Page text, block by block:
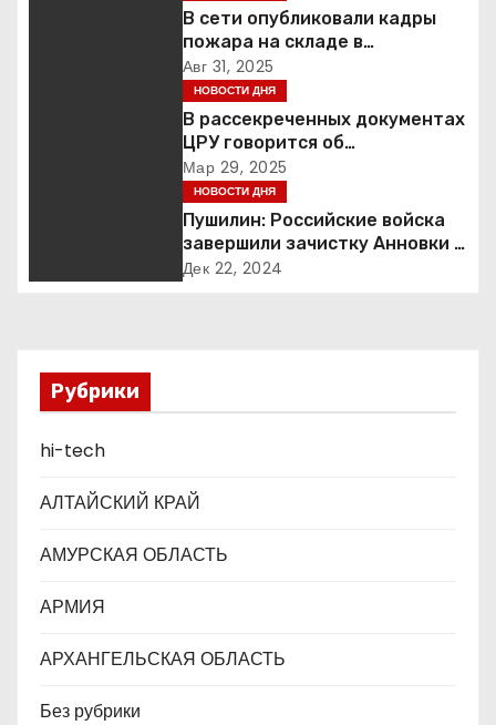
и
с
я
В сети опубликовали кадры
пожара на складе в
подмосковной Балашихе
Авг 31, 2025
НОВОСТИ ДНЯ
В рассекреченных документах
ЦРУ говорится об
«обнаружении» Ковчега
Завета
Мар 29, 2025
НОВОСТИ ДНЯ
Пушилин: Российские войска
завершили зачистку Анновки в
ДНР
Дек 22, 2024
Рубрики
hi-tech
АЛТАЙСКИЙ КРАЙ
АМУРСКАЯ ОБЛАСТЬ
АРМИЯ
АРХАНГЕЛЬСКАЯ ОБЛАСТЬ
Без рубрики